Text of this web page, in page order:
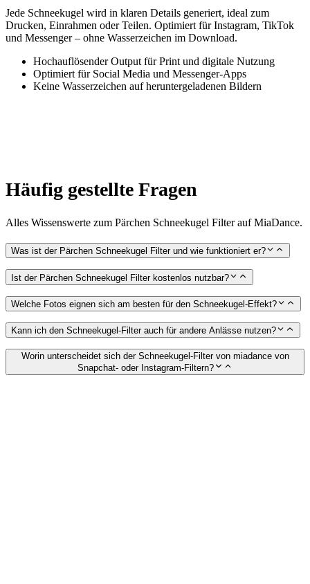
Jede Schneekugel wird in klaren Details generiert, ideal zum
Drucken, Einrahmen oder Teilen. Optimiert für Instagram, TikTok
und Messenger – ohne Wasserzeichen im Download.
Hochauflösender Output für Print und digitale Nutzung
Optimiert für Social Media und Messenger-Apps
Keine Wasserzeichen auf heruntergeladenen Bildern
Häufig gestellte Fragen
Alles Wissenswerte zum Pärchen Schneekugel Filter auf MiaDance.
Was ist der Pärchen Schneekugel Filter und wie funktioniert er?
Ist der Pärchen Schneekugel Filter kostenlos nutzbar?
Welche Fotos eignen sich am besten für den Schneekugel-Effekt?
Kann ich den Schneekugel-Filter auch für andere Anlässe nutzen?
Worin unterscheidet sich der Schneekugel-Filter von miadance von
Snapchat- oder Instagram-Filtern?